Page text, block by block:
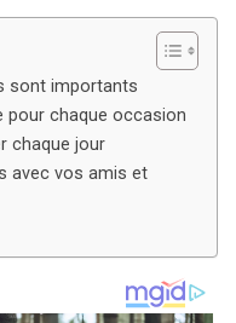
sont importants
pour chaque occasion
chaque jour
avec vos amis et